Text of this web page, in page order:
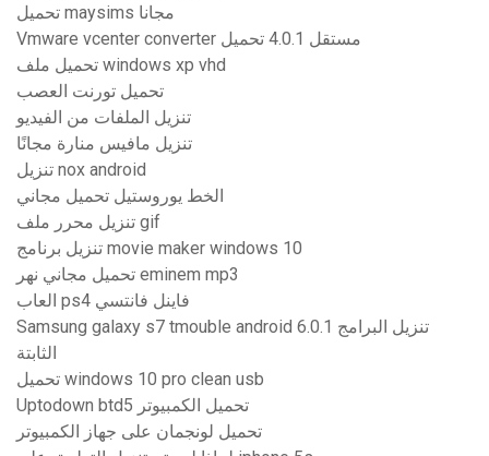
تحميل maysims مجانا
Vmware vcenter converter مستقل 4.0.1 تحميل
تحميل ملف windows xp vhd
تحميل تورنت العصب
تنزيل الملفات من الفيديو
تنزيل مافيس منارة مجانًا
تنزيل nox android
الخط يوروستيل تحميل مجاني
تنزيل محرر ملف gif
تنزيل برنامج movie maker windows 10
تحميل مجاني نهر eminem mp3
العاب ps4 فاينل فانتسي
Samsung galaxy s7 tmouble android 6.0.1 تنزيل البرامج
الثابتة
تحميل windows 10 pro clean usb
Uptodown btd5 تحميل الكمبيوتر
تحميل لونجمان على جهاز الكمبيوتر